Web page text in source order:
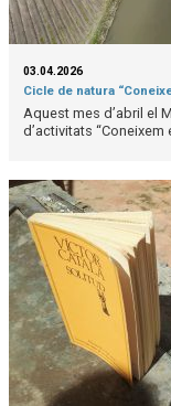
03.04.2026
Cicle de natura
Aquest mes d’abril el
d’activitats